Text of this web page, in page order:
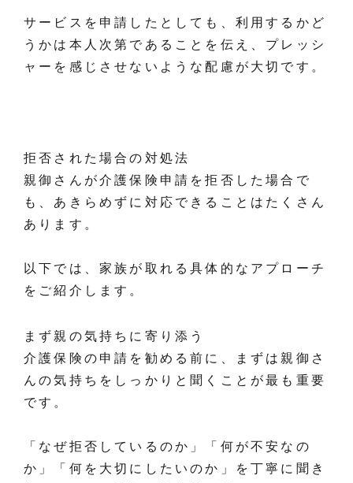
サービスを申請したとしても、利用するかど
うかは本人次第であることを伝え、プレッシ
ャーを感じさせないような配慮が大切です。
拒否された場合の対処法
親御さんが介護保険申請を拒否した場合で
も、あきらめずに対応できることはたくさん
あります。
以下では、家族が取れる具体的なアプローチ
をご紹介します。
まず親の気持ちに寄り添う
介護保険の申請を勧める前に、まずは親御さ
んの気持ちをしっかりと聞くことが最も重要
です。
「なぜ拒否しているのか」「何が不安なの
か」「何を大切にしたいのか」を丁寧に聞き